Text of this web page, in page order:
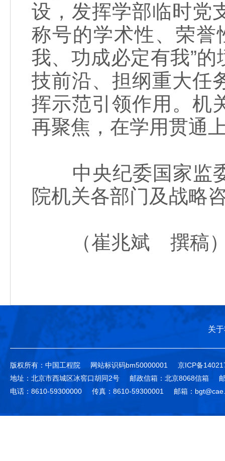
设，发挥学部临时党
称号的学术性、荣誉
我、功成必定有我”
技前沿、担纲重大任
挥示范引领作用。机
再聚焦，在学用贯通
中央纪委国家监委
院机关各部门及战略
（崔兆斌 撰稿
关
版权所有：中国工程院 网站标识码bm50000001
京ICP备
地址：北京市西城区冰窖口胡同2号
邮政信箱：北京8068信箱
电话：8610-59300000
传真：8610-59300001 邮箱：